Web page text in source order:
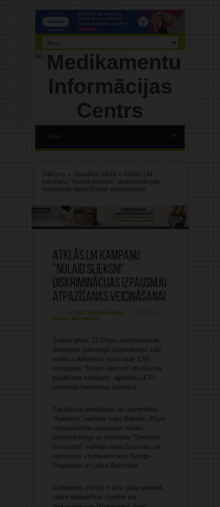
Sākums » Jaunākie raksti » Atklās LM
kampaņu “Nolaid slieksni” diskriminācijas
izpausmju atpazīšanas veicināšanai
Atklās LM kampaņu
“Nolaid slieksni”
diskriminācijas izpausmju
atpazīšanas veicināšanai
MIC Administrācija
Rakstīt komentāru
Šodien plkst. 12 Rīgas starptautiskās
autoostas galvenajā uzgaidāmajā zālē
notiks Labklājības ministrijas (LM)
kampaņas “Nolaid slieksni” atklāšanas
pasākums medijiem, aģentūru LETA
informēja kampaņas pārstāvji.
Pasākumā piedalīsies arī apvienības
“Apeirons” vadītājs Ivars Balodis, Rīgas
starptautiskās autoostas valdes
priekšsēdētāja un biedrības “Sievietes
transportā” vadītāja Vaira Gromule, un
kampaņas vēstneses Ieva Sproģe-
Grigorjeva un Luīze Diržininka.
Kampaņas mērķis ir divu gadu garumā
vairot sabiedrības izpratni par